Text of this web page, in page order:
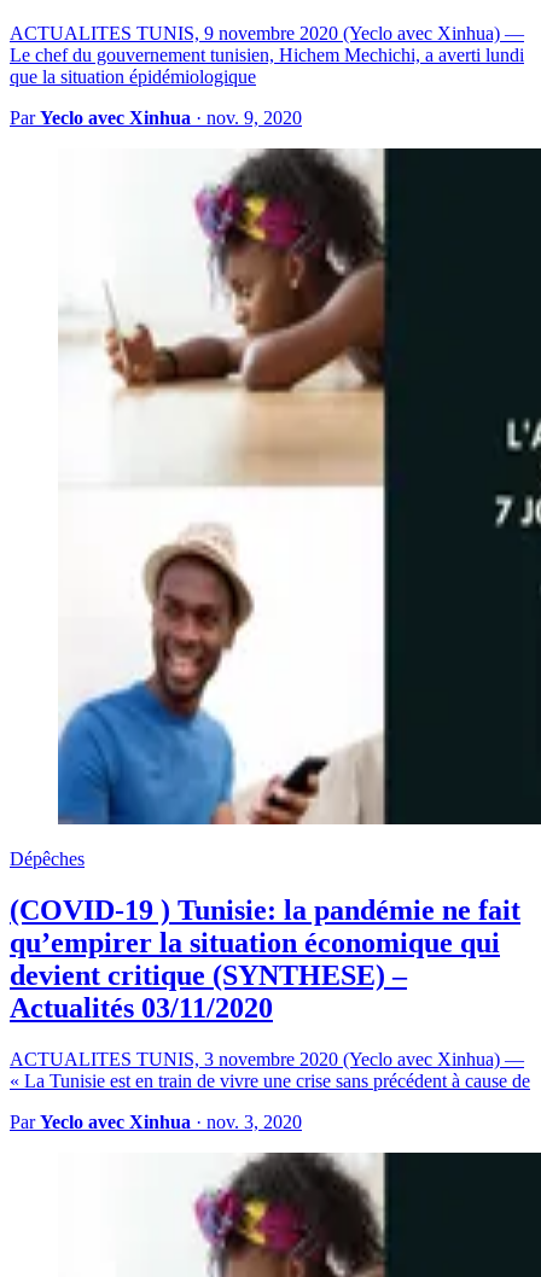
ACTUALITES TUNIS, 9 novembre 2020 (Yeclo avec Xinhua) —
Le chef du gouvernement tunisien, Hichem Mechichi, a averti lundi
que la situation épidémiologique
ParYeclo avec Xinhua · nov. 9, 2020
Dépêches
(COVID-19 ) Tunisie: la pandémie ne fait
qu’empirer la situation économique qui
devient critique (SYNTHESE) –
Actualités 03/11/2020
ACTUALITES TUNIS, 3 novembre 2020 (Yeclo avec Xinhua) —
« La Tunisie est en train de vivre une crise sans précédent à cause de
ParYeclo avec Xinhua · nov. 3, 2020